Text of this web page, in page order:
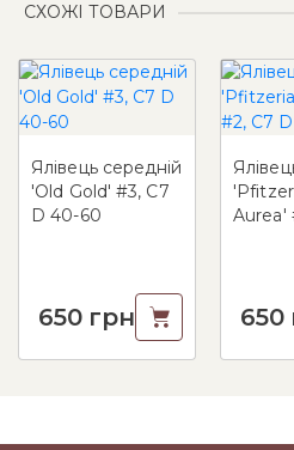
СХОЖІ ТОВАРИ
Ялівець середній
'Old Gold' #3, C7
D 40-60
650 грн
Aurea'
650